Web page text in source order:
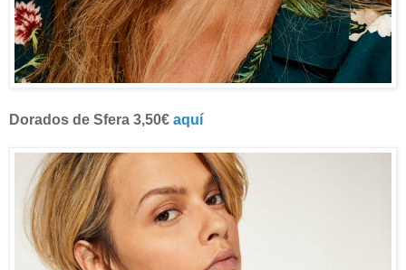
Dorados de Sfera 3,50€ aquí